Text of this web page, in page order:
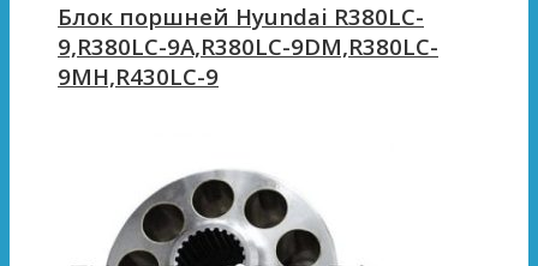
Блок поршней Hyundai R380LC-
9,R380LC-9A,R380LC-9DM,R380LC-
9MH,R430LC-9